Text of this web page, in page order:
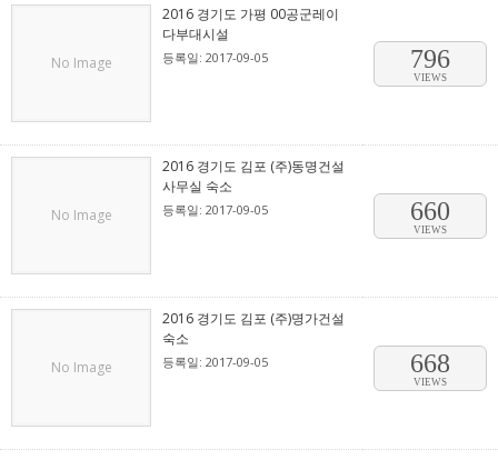
No Image
2016 경기도 가평 00공군레이
다부대시설
등록일: 2017-09-05 796
VIEWS
No Image
2016 경기도 김포 (주)동명건설
사무실 숙소
등록일: 2017-09-05 660
VIEWS
No Image
2016 경기도 김포 (주)명가건설
숙소
등록일: 2017-09-05 668
VIEWS